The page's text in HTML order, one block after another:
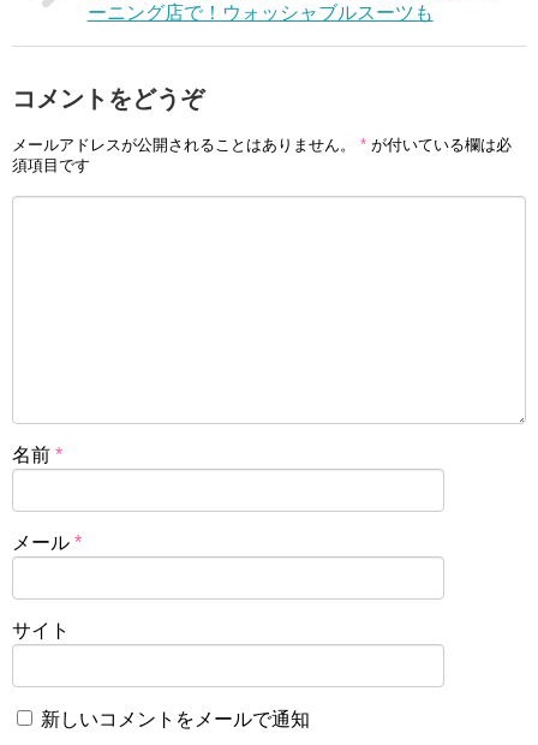
ーニング店で！ウォッシャブルスーツも
コメントをどうぞ
メールアドレスが公開されることはありません。 * が付いている欄は必
須項目です
名前 *
メール *
サイト
新しいコメントをメールで通知